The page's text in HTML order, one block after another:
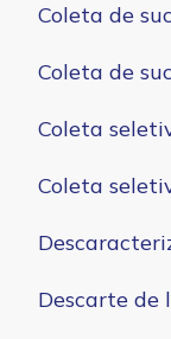
Coleta de
Coleta de
Coleta
Coleta
Descarte de